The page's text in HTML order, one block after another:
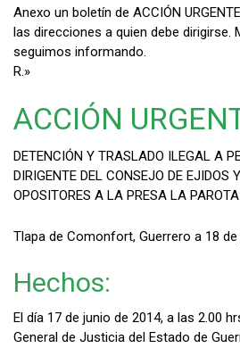
Anexo un boletín de ACCIÓN
las direcciones a quien debe dirigirse.
seguimos informando.
R.»
ACCIÓN
DETENCIÓN Y TRASLADO ILEGAL A
DIRIGENTE DEL CONSEJO DE EJIDOS
OPOSITORES A LA PRESA LA
Tlapa de Comonfort, Guerrero a 18
Hechos:
El día 17 de junio de 2014, a las 2.00
General de Justicia del Estado de